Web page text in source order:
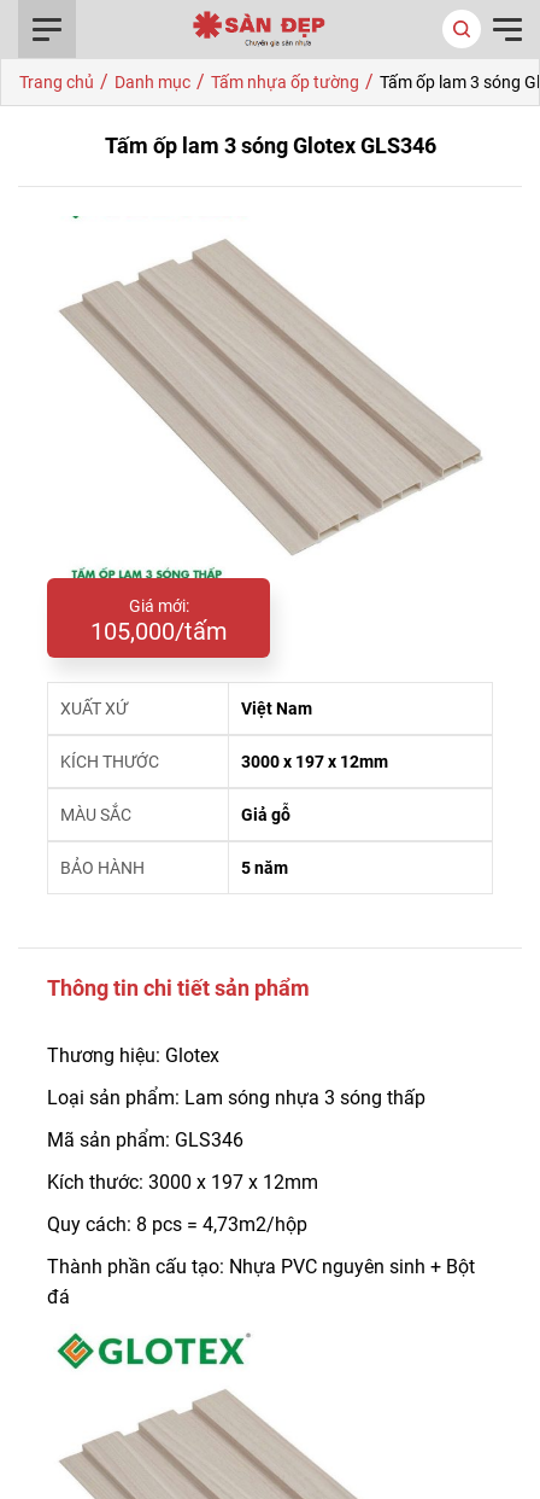
Trang chủ / Danh mục / Tấm nhựa ốp tường / Tấm ốp lam 3 sóng
Tấm ốp lam 3 sóng Glotex GLS346
Giá mới:
105,000/tấm
XUẤT XỨ Việt Nam
KÍCH THƯỚC 3000 x 197 x 12mm
MÀU SẮC Giả gỗ
BẢO HÀNH 5 năm
Thông tin chi tiết sản phẩm
Thương hiệu: Glotex
Loại sản phẩm: Lam sóng nhựa 3 sóng thấp
Mã sản phẩm: GLS346
Kích thước: 3000 x 197 x 12mm
Quy cách: 8 pcs = 4,73m2/hộp
Thành phần cấu tạo: Nhựa PVC nguyên sinh + Bột
đá